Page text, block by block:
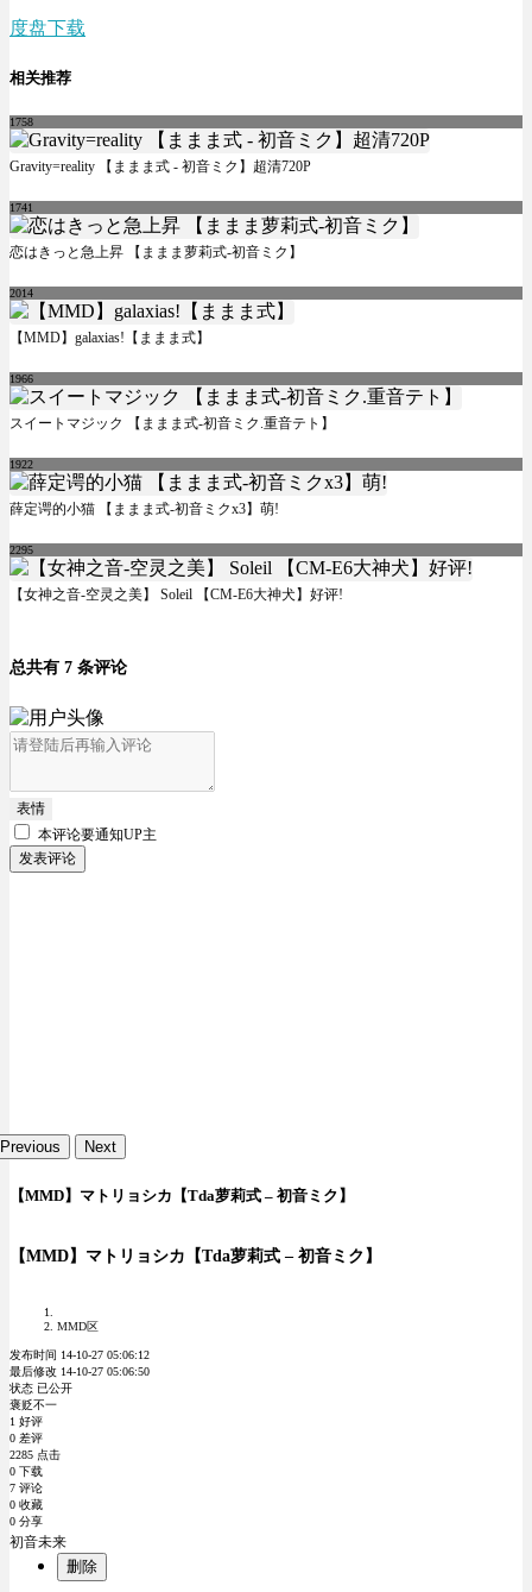
度盘下载
相关推荐
1758
Gravity=reality 【ままま式 - 初音ミク】超清720P
1741
恋はきっと急上昇 【ままま萝莉式-初音ミク】
2014
【MMD】galaxias!【ままま式】
1966
スイートマジック 【ままま式-初音ミク.重音テト】
1922
薛定谔的小猫 【ままま式-初音ミクx3】萌!
2295
【女神之音-空灵之美】 Soleil 【CM-E6大神犬】好评!
总共有 7 条评论
表情
本评论要通知UP主
发表评论
Previous Next
【MMD】マトリョシカ【Tda萝莉式 – 初音ミク】
【MMD】マトリョシカ【Tda萝莉式 – 初音ミク】
MMD区
发布时间 14-10-27 05:06:12
最后修改 14-10-27 05:06:50
状态 已公开
褒贬不一
1 好评
0 差评
2285 点击
0 下载
7 评论
0 收藏
0 分享
初音未来
删除